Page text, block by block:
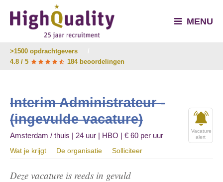
MENU
>1500 opdrachtgevers
4.8 / 5
184 beoordelingen
Interim Administrateur -
(ingevulde vacature)
Vacature
alert
Amsterdam / thuis | 24 uur | HBO | € 60 per uur
Wat je krijgt De organisatie Solliciteer
Deze vacature is reeds in gevuld